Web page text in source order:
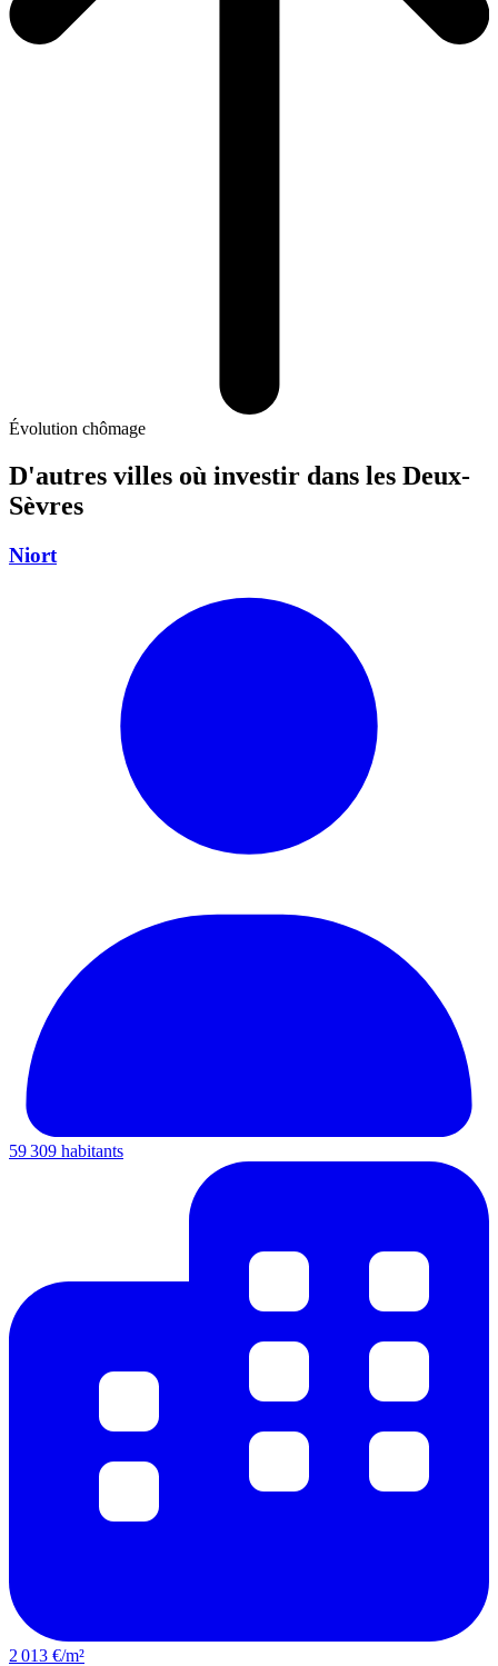
Évolution chômage
D'autres villes où investir dans les Deux-
Sèvres
Niort
59 309 habitants
2 013 €/m²